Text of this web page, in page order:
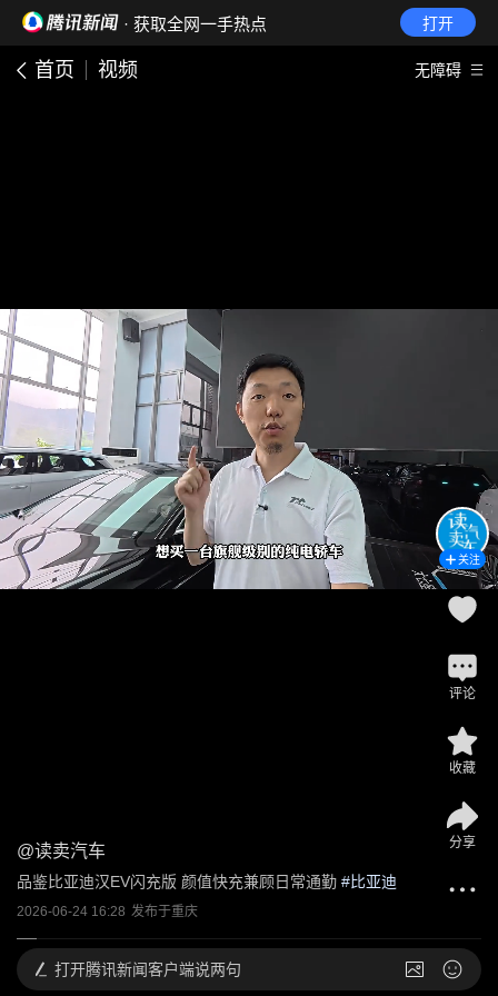
· 获取全网一手热点 打开
首页 视频 无障碍
@读卖汽车
品鉴比亚迪汉EV闪充版 颜值快充兼顾日常通勤 #比亚迪
2026-06-24 16:28 发布于重庆
关注
评论
收藏
分享
打开腾讯新闻客户端说两句